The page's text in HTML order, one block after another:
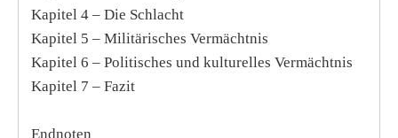
Kapitel 4 – Die Schlacht
Kapitel 5 – Militärisches Vermächtnis
Kapitel 6 – Politisches und kulturelles Vermächtnis
Kapitel 7 – Fazit
Endnoten